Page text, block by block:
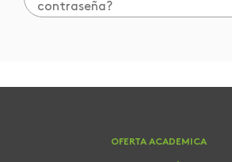
contraseña?
OFERTA ACADEMICA